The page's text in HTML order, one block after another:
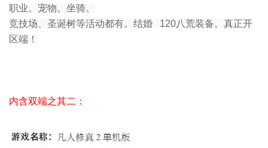
职业。宠物。坐骑。
竞技场、圣诞树等活动都有。结婚 120八荒装备。真正开
区端！
内含双端之其二：